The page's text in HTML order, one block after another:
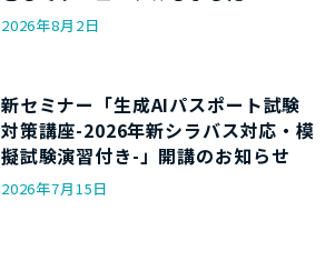
2026年8月2日
新セミナー「生成AIパスポート試験
対策講座-2026年新シラバス対応・模
擬試験演習付き-」開講のお知らせ
2026年7月15日